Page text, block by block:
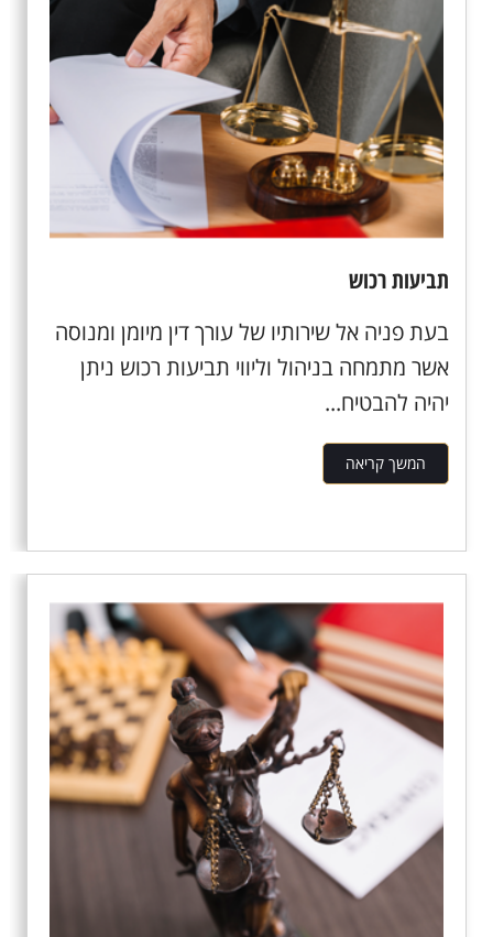
תביעות רכוש
בעת פניה אל שירותיו של עורך דין מיומן ומנוסה
אשר מתמחה בניהול וליווי תביעות רכוש ניתן
יהיה להבטיח...
המשך קריאה